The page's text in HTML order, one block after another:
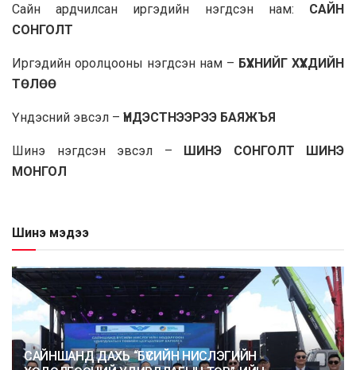
Сайн ардчилсан иргэдийн нэгдсэн нам: САЙН
СОНГОЛТ
Иргэдийн оролцооны нэгдсэн нам – БҮХНИЙГ ХҮҮХДИЙН
ТӨЛӨӨ
Үндэсний эвсэл – ҮНДЭСТНЭЭРЭЭ БАЯЖЪЯ
Шинэ нэгдсэн эвсэл – ШИНЭ СОНГОЛТ ШИНЭ
МОНГОЛ
Шинэ мэдээ
САЙНШАНД ДАХЬ “БҮСИЙН НИСЛЭГИЙН